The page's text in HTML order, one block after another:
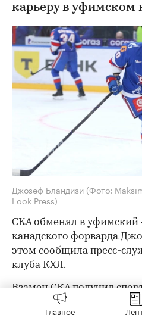
карьеру в уфимском
Джозеф Бландизи (Фото:
Look Press)
СКА обменял в уфимский
канадского форварда
этом сообщилапресс-
клуба КХЛ.
Взамен СКА получил
вратаря Даниила
выступает в НХЛ за
Главное